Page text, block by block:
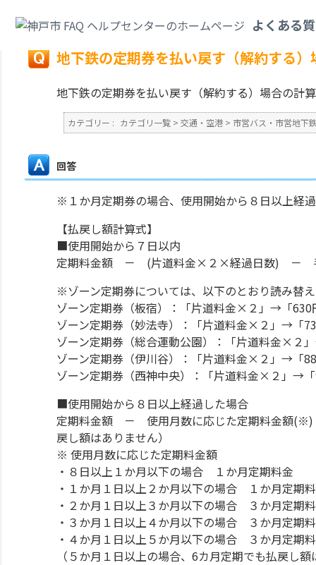
よくある
戻る
地下鉄の定期券を払い戻す（解約する
地下鉄の定期券を払い戻す（解約する）場合の計
カテゴリー : カテゴリ一覧 > 交通・空港 > 市営バス・市営地下
回答
※１か月定期券の場合、使用開始から８日以上経
【払戻し額計算式】
■使用開始から７日以内
定期料金額 － (片道料金×２×経過日数) － 手
※ゾーン定期券については、以下のとおり読み替
ゾーン定期券（板宿）：「片道料金×２」→「630
ゾーン定期券（妙法寺）：「片道料金×２」→「
ゾーン定期券（総合運動公園）：「片道料金×２
ゾーン定期券（伊川谷）：「片道料金×２」→「
ゾーン定期券（西神中央）：「片道料金×２」→
■使用開始から８日以上経過した場合
定期料金額 － 使用月数に応じた定期料金額
戻し額はありません）
※ 使用月数に応じた定期料金額
・８日以上１か月以下の場合 １か月定期料金
・１か月１日以上２か月以下の場合 １か月定期
・２か月１日以上３か月以下の場合 ３か月
・３か月１日以上４か月以下の場合 ３か月定期
・４か月１日以上５か月以下の場合 ３か月定期
（５か月１日以上の場合、6カ月定期でも払戻し